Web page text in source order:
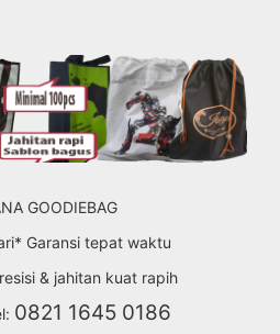
GOODIEBAG
Garansi tepat waktu
& jahitan kuat rapih
0821 1645 0186